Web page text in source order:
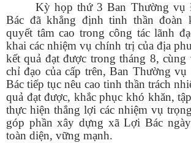
Kỳ họp thứ 3 Ban Thường vụ
Bác đã khẳng định tinh thần đoàn
quyết tâm cao trong công tác lãnh
khai các nhiệm vụ chính trị của địa
kết quả đạt được trong tháng 8, cùng
chỉ đạo của cấp trên, Ban Thường
Bác tiếp tục nêu cao tinh thần trách
quả đạt được, khắc phục khó khăn,
thực hiện thắng lợi các nhiệm vụ
góp phần xây dựng xã Lợi Bác
toàn diện, vững mạnh.